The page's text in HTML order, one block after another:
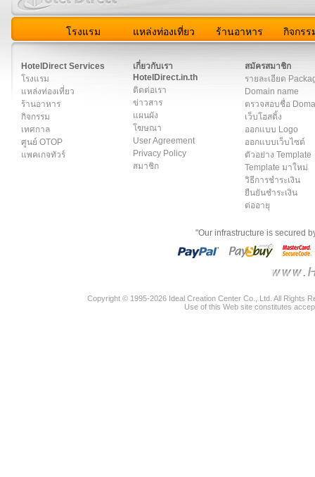
โรงแรม แหล่งท่องเที่ยว ร้านอาหาร กิจกรร
HotelDirect Services
โรงแรม
แหล่งท่องเที่ยว
ร้านอาหาร
กิจกรรม
เทศกาล
ศูนย์ OTOP
แพคเกจทัวร์
เกี่ยวกับเรา
HotelDirect.in.th
ติดต่อเรา
ข่าวสาร
แผนผัง
โฆษณา
User Agreement
Privacy Policy
สมาชิก
สมัครสมาชิก
รายละเอียด
Domain name
ตรวจสอบชื่อ
เว็บโฮสติ้ง
ออกแบบ Logo
ออกแบบเว็บไซต์
ตัวอย่าง Template
Template มาใหม่
วิธีการชำระเงิน
ยืนยันชำระเงิน
ต่ออายุ
"Our infrastructure is secured
Copyright © 1995-2026 Ideal Creation Center Co., Ltd. All Rights
Use of this Web site constitutes